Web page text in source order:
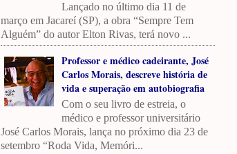
Lançado no último dia 11 de
março em Jacareí (SP), a obra “Sempre Tem
Alguém” do autor Elton Rivas, terá novo ...
Professor e médico cadeirante, José
Carlos Morais, descreve história de
vida e superação em autobiografia
Com o seu livro de estreia, o
médico e professor universitário
José Carlos Morais, lança no próximo dia 23 de
setembro “Roda Vida, Memóri...